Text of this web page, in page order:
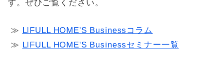
す。ぜひご覧ください。
≫ LIFULL HOME'S Businessコラム
≫ LIFULL HOME'S Businessセミナー一覧